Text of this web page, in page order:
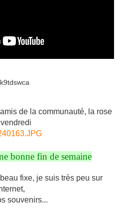
de la communauté, la rose
bonne fin de semaine
fixe, je suis très peu sur
souvenirs...